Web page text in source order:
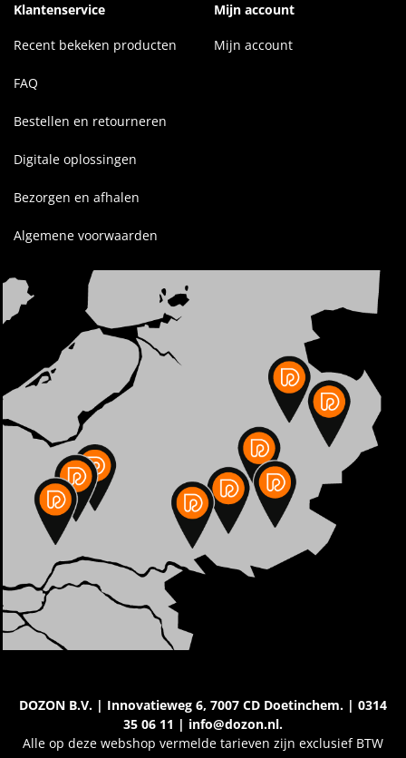
Klantenservice
Recent bekeken producten
FAQ
Bestellen en retourneren
Digitale oplossingen
Bezorgen en afhalen
Algemene voorwaarden
Mijn account
Mijn account
DOZON B.V. | Innovatieweg 6, 7007 CD Doetinchem. | 0314
35 06 11 | info@dozon.nl.
Alle op deze webshop vermelde tarieven zijn exclusief BTW